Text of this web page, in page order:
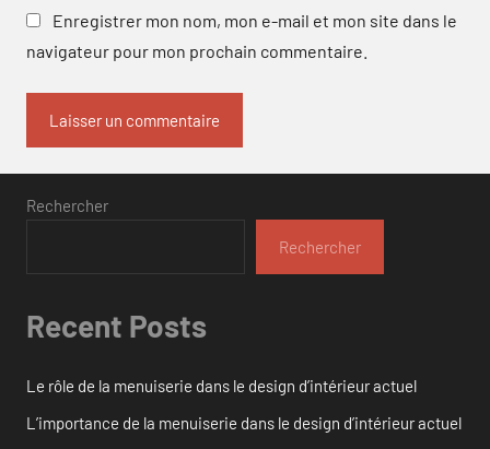
Enregistrer mon nom, mon e-mail et mon site dans le
navigateur pour mon prochain commentaire.
Rechercher
Rechercher
Recent Posts
Le rôle de la menuiserie dans le design d’intérieur actuel
L’importance de la menuiserie dans le design d’intérieur actuel